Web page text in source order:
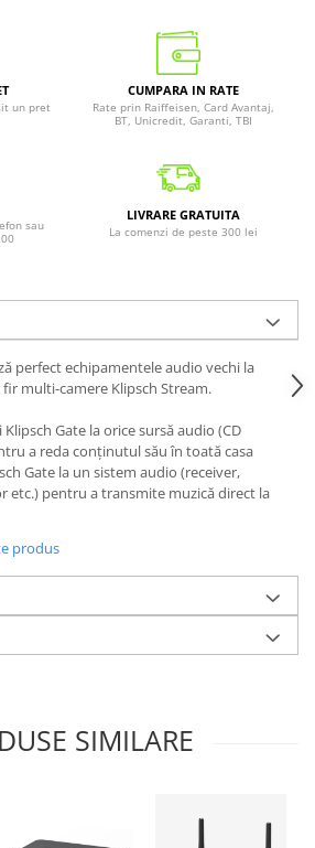
un pret
CUMPARA IN RATE
Rate prin Raiffeisen, Card Avantaj,
BT, Unicredit, Garanti, TBI
sau
LIVRARE GRATUITA
La comenzi de peste 300 lei
perfect echipamentele audio vechi la
multi-camere Klipsch Stream.
Gate la orice sursă audio (CD
a reda conținutul său în toată casa
Gate la un sistem audio (receiver,
etc.) pentru a transmite muzică direct la
produs
SIMILARE